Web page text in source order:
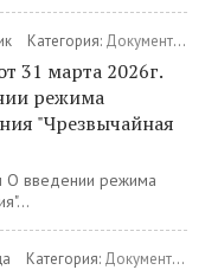
Категория: Документы /
31 марта 2026г.
режима
"Чрезвычайная
О введении режима
Категория: Документы /